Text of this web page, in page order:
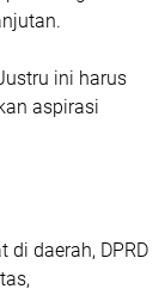
ini harus
aspirasi
di daerah, DPRD